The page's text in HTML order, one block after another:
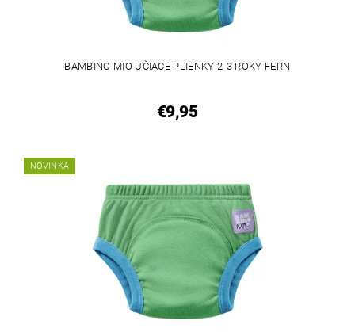
BAMBINO MIO UČIACE PLIENKY 2-3 ROKY FERN
€9,95
NOVINKA